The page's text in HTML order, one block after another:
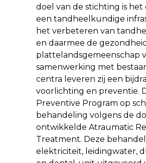
doel van de stichting is
een tandheelkundige
het verbeteren van
en daarmee de
plattelandsgemeenschap
samenwerking met
centra leveren zij een
voorlichting en preventie.
Preventive Program op
behandeling volgens de
ontwikkelde Atraumatic
Treatment. Deze
elektriciteit, leidingwater,